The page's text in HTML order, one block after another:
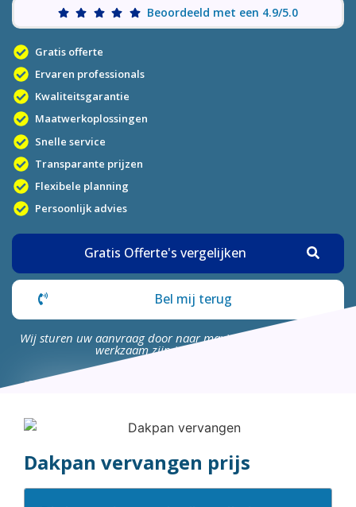
Beoordeeld met een 4.9/5.0
Gratis offerte
Ervaren professionals
Kwaliteitsgarantie
Maatwerkoplossingen
Snelle service
Transparante prijzen
Flexibele planning
Persoonlijk advies
Gratis Offerte's vergelijken
Bel mij terug
Wij sturen uw aanvraag door naar maximaal 4 bedrijven die
werkzaam zijn in uw omgeving.
Dakpan vervangen prijs